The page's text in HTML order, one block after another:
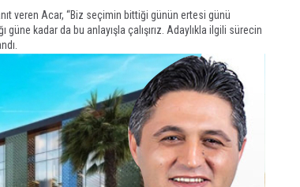
veren Acar, “Biz seçimin bittiği günün ertesi günü
kadar da bu anlayışla çalışırız. Adaylıkla ilgili sürecin